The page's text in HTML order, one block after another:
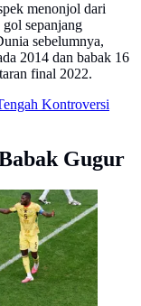
menonjol dari
sepanjang
sebelumnya,
2014 dan babak 16
final 2022.
Kontroversi
Gugur